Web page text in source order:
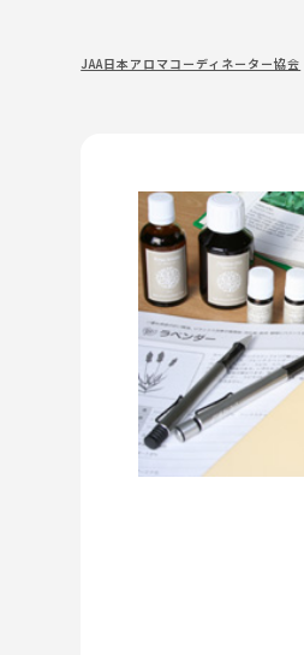
JAA日本アロマコーディネーター協会